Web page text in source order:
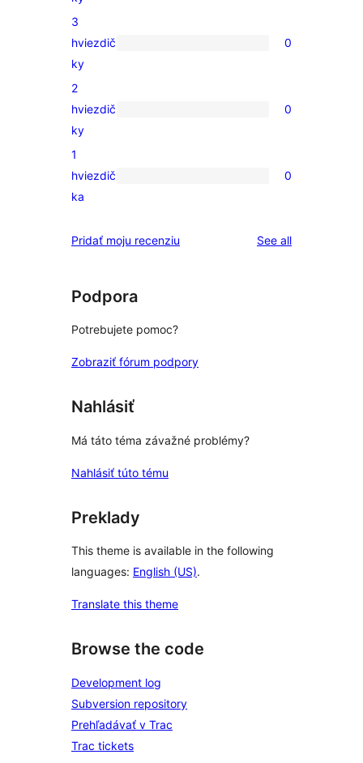
hviezdičkovým
hodnotením
recenzií
s
4-
hviezdičkovým
hodnotením
0
recenzií
s
3-
hviezdičkovým
hodnotením
3
hviezdič
ky
0
0
recenzií
s
2-
hviezdičkovým
2
hviezdič
ky
0
0
recenzií
1-
hodnotením
1
hviezdič
ka
0
Pridať moju recenziu See allreviews
Podpora
Potrebujete pomoc?
Zobraziť fórum podpory
Nahlásiť
Má táto téma závažné problémy?
Nahlásiť túto tému
Preklady
This theme is available in the following
languages: English (US).
Translate this theme
Browse the code
Development log
Subversion repository
Prehľadávať v Trac
Trac tickets